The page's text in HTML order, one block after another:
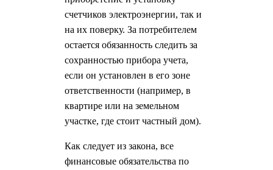
счетчиков электроэнергии, так и
на их поверку. За потребителем
остается обязанность следить за
сохранностью прибора учета,
если он установлен в его зоне
ответственности (например, в
квартире или на земельном
участке, где стоит частный дом).
Как следует из закона, все
финансовые обязательства по